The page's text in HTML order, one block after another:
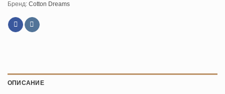
Бренд: Cotton Dreams
ОПИСАНИЕ